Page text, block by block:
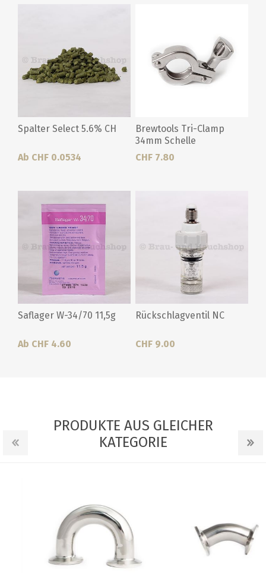
Spalter Select 5.6% CH
Ab CHF 0.0534
Brewtools Tri-Clamp
34mm Schelle
CHF 7.80
Saflager W-34/70 11,5g
Ab CHF 4.60
Rückschlagventil NC
CHF 9.00
PRODUKTE AUS GLEICHER
KATEGORIE